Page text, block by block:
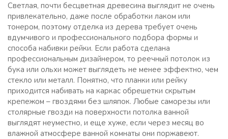
Светлая, почти бесцветная древесина выглядит не очень
привлекательно, даже после обработки лаком или
тонером, поэтому отделка из дерева требует очень
вдумчивого и профессионального подбора формы и
способа набивки рейки. Если работа сделана
профессиональным дизайнером, то реечный потолок из
бука или ольхи может выглядеть не менее эффектно, чем
стекло или металл. Понятно, что планки или рейку
приходится набивать на каркас обрешетки скрытым
крепежом – гвоздями без шляпок. Любые саморезы или
столярные гвозди на поверхности потолка ванной
выглядят неуместно, и еще хуже, если через месяц во
влажной атмосфере ванной комнаты они поржавеют.